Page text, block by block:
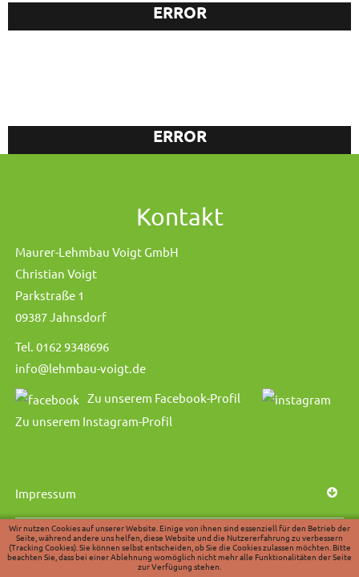
ERROR
ERROR
Kontakt
Maurer-Lehmbau Voigt GmbH
Christian Voigt
Parkstraße 1
09387 Jahnsdorf
Tel. 0162 9348696
info@lehmbau-voigt.de
Zu unserem Facebook-Profil
Zu unserem Instagram-Profil
Impressum
Datenschutzhinweise
Wir nutzen Cookies auf unserer Website. Einige von ihnen sind essenziell für den Betrieb der
Seite, während andere uns helfen, diese Website und die Nutzererfahrung zu verbessern
(Tracking Cookies). Sie können selbst entscheiden, ob Sie die Cookies zulassen möchten. Bitte
beachten Sie, dass bei einer Ablehnung womöglich nicht mehr alle Funktionalitäten der Seite
zur Verfügung stehen.